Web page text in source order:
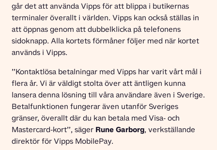
går det att använda Vipps för att blippa i butikernas
terminaler överallt i världen. Vipps kan också ställas in
att öppnas genom att dubbelklicka på telefonens
sidoknapp. Alla kortets förmåner följer med när kortet
används i Vipps.
”Kontaktlösa betalningar med Vipps har varit vårt mål i
flera år. Vi är väldigt stolta över att äntligen kunna
lansera denna lösning till våra användare även i Sverige.
Betalfunktionen fungerar även utanför Sveriges
gränser, överallt där du kan betala med Visa- och
Mastercard-kort”, säger Rune Garborg, verkställande
direktör för Vipps MobilePay.